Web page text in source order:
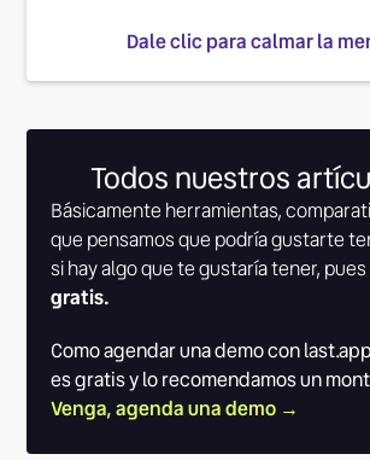
Dale clic para calmar la
Todos nuestros
Básicamente herramientas,
que pensamos que podría gustarte
si hay algo que te gustaría tener, pues
gratis.
Como agendar una demo con
es gratis y lo recomendamos un
Venga, agenda una demo →